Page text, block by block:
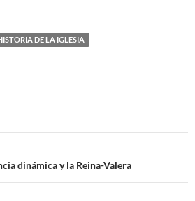
DE LA IGLESIA
dinámica y la Reina-Valera